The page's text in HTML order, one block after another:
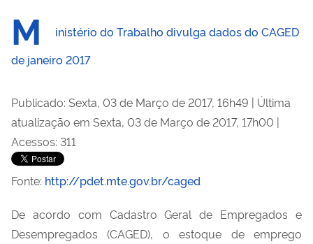
M
inistério do Trabalho divulga dados do CAGED
de janeiro 2017
Publicado: Sexta, 03 de Março de 2017, 16h49 | Última
atualização em Sexta, 03 de Março de 2017, 17h00 |
Acessos: 311
Fonte: http://pdet.mte.gov.br/caged
De acordo com Cadastro Geral de Empregados e
Desempregados (CAGED), o estoque de emprego